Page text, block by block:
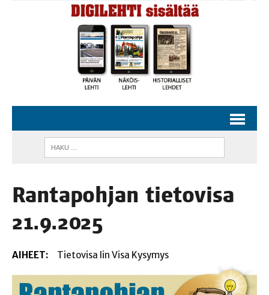
Ran­ta­poh­jan tie­to­vi­sa
21.9.2025
AIHEET: Tietovisa Iin Visa Kysymys